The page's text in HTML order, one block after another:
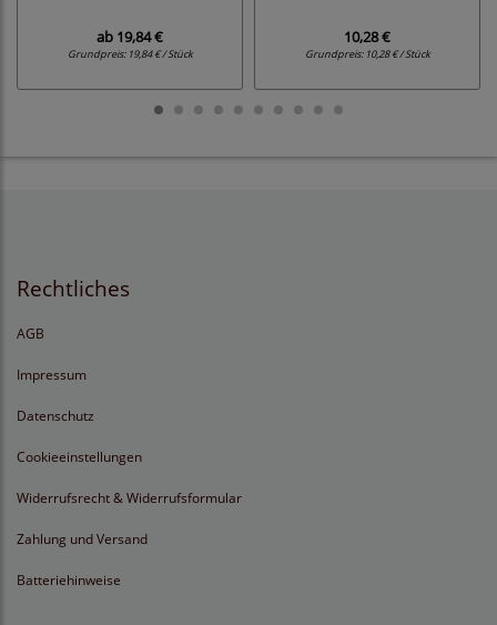
ab 19,84 €
Grundpreis: 19,84 € / Stück
10,28 €
Grundpreis: 10,28 € / Stück
Rechtliches
AGB
Impressum
Datenschutz
Cookieeinstellungen
Widerrufsrecht & Widerrufsformular
Zahlung und Versand
Batteriehinweise